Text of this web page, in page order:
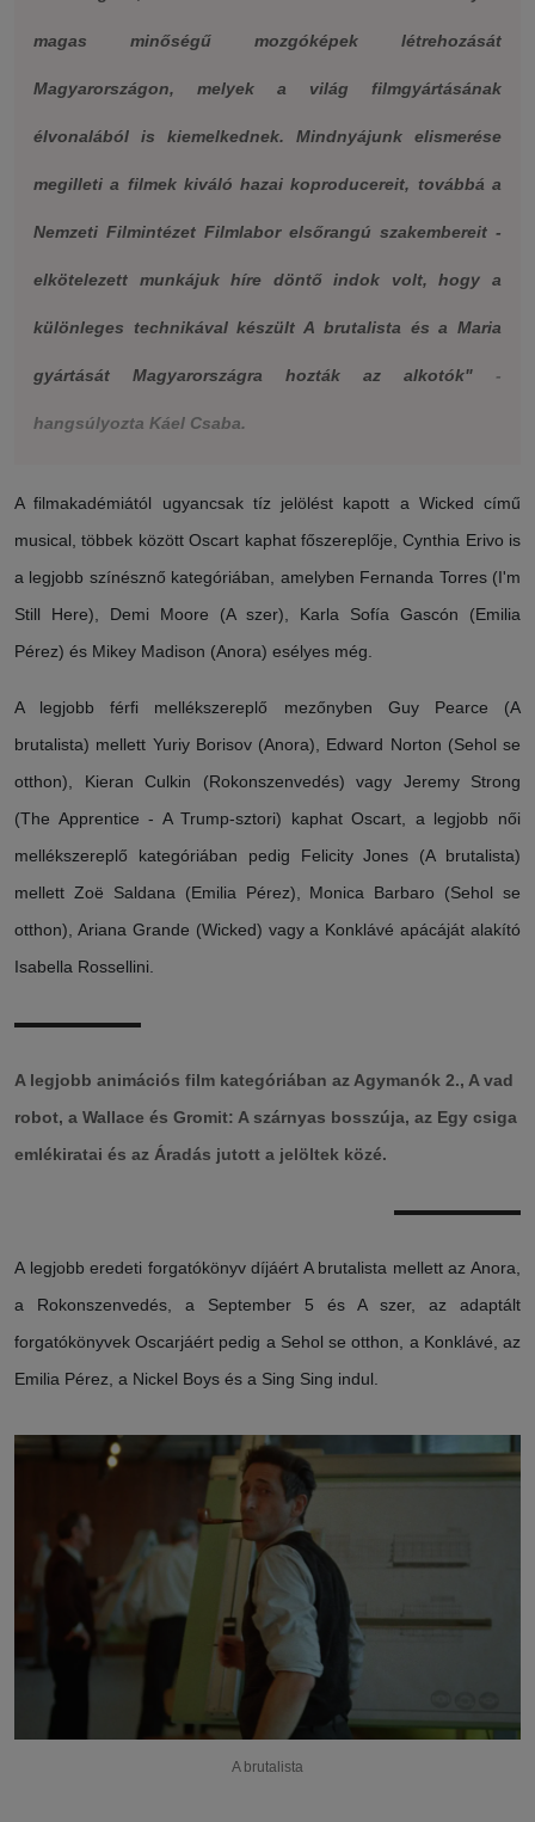
magas minőségű mozgóképek létrehozását
Magyarországon, melyek a világ filmgyártásának
élvonalából is kiemelkednek. Mindnyájunk elismerése
megilleti a filmek kiváló hazai koproducereit, továbbá a
Nemzeti Filmintézet Filmlabor elsőrangú szakembereit -
elkötelezett munkájuk híre döntő indok volt, hogy a
különleges technikával készült A brutalista és a Maria
gyártását Magyarországra hozták az alkotók" -
hangsúlyozta Káel Csaba.
A filmakadémiától ugyancsak tíz jelölést kapott a Wicked című
musical, többek között Oscart kaphat főszereplője, Cynthia Erivo is
a legjobb színésznő kategóriában, amelyben Fernanda Torres (I'm
Still Here), Demi Moore (A szer), Karla Sofía Gascón (Emilia
Pérez) és Mikey Madison (Anora) esélyes még.
A legjobb férfi mellékszereplő mezőnyben Guy Pearce (A
brutalista) mellett Yuriy Borisov (Anora), Edward Norton (Sehol se
otthon), Kieran Culkin (Rokonszenvedés) vagy Jeremy Strong
(The Apprentice - A Trump-sztori) kaphat Oscart, a legjobb női
mellékszereplő kategóriában pedig Felicity Jones (A brutalista)
mellett Zoë Saldana (Emilia Pérez), Monica Barbaro (Sehol se
otthon), Ariana Grande (Wicked) vagy a Konklávé apácáját alakító
Isabella Rossellini.
A legjobb animációs film kategóriában az Agymanók 2., A vad
robot, a Wallace és Gromit: A szárnyas bosszúja, az Egy csiga
emlékiratai és az Áradás jutott a jelöltek közé.
A legjobb eredeti forgatókönyv díjáért A brutalista mellett az Anora,
a Rokonszenvedés, a September 5 és A szer, az adaptált
forgatókönyvek Oscarjáért pedig a Sehol se otthon, a Konklávé, az
Emilia Pérez, a Nickel Boys és a Sing Sing indul.
A brutalista